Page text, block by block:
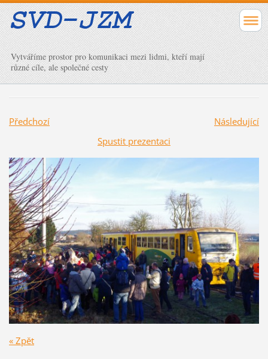
Vytváříme prostor pro komunikaci mezi lidmi, kteří mají
různé cíle, ale společné cesty
Předchozí
Následující
Spustit prezentaci
« Zpět